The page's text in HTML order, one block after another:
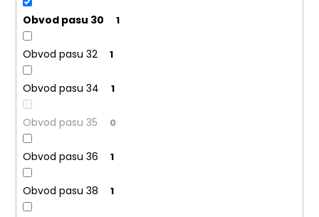
Obvod pasu 30 1
Obvod pasu 32 1
Obvod pasu 34 1
Obvod pasu 35 0
Obvod pasu 36 1
Obvod pasu 38 1